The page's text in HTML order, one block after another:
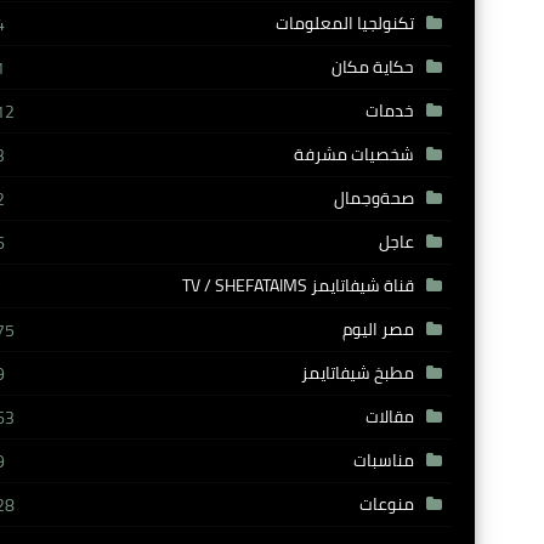
تكنولجيا المعلومات
حكاية مكان
خدمات
شخصيات مشرفة
صحةوجمال
عاجل
قناة شيفاتايمز TV / SHEFATAIMS
مصر اليوم
مطبخ شيفاتايمز
مقالات
مناسبات
منوعات